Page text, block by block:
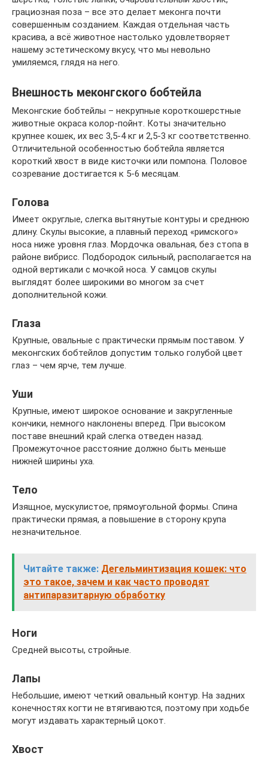
грациозная поза – все это делает меконга почти
совершенным созданием. Каждая отдельная часть
красива, а всё животное настолько удовлетворяет
нашему эстетическому вкусу, что мы невольно
умиляемся, глядя на него.
Внешность меконгского бобтейла
Меконгские бобтейлы – некрупные короткошерстные
животные окраса колор-пойнт. Коты значительно
крупнее кошек, их вес 3,5-4 кг и 2,5-3 кг соответственно.
Отличительной особенностью бобтейла является
короткий хвост в виде кисточки или помпона. Половое
созревание достигается к 5-6 месяцам.
Голова
Имеет округлые, слегка вытянутые контуры и среднюю
длину. Скулы высокие, а плавный переход «римского»
носа ниже уровня глаз. Мордочка овальная, без стопа в
районе вибрисс. Подбородок сильный, располагается на
одной вертикали с мочкой носа. У самцов скулы
выглядят более широкими во многом за счет
дополнительной кожи.
Глаза
Крупные, овальные с практически прямым поставом. У
меконгских бобтейлов допустим только голубой цвет
глаз – чем ярче, тем лучше.
Уши
Крупные, имеют широкое основание и закругленные
кончики, немного наклонены вперед. При высоком
поставе внешний край слегка отведен назад.
Промежуточное расстояние должно быть меньше
нижней ширины уха.
Тело
Изящное, мускулистое, прямоугольной формы. Спина
практически прямая, а повышение в сторону крупа
незначительное.
Читайте также: Дегельминтизация кошек: что
это такое, зачем и как часто проводят
антипаразитарную обработку
Ноги
Средней высоты, стройные.
Лапы
Небольшие, имеют четкий овальный контур. На задних
конечностях когти не втягиваются, поэтому при ходьбе
могут издавать характерный цокот.
Хвост